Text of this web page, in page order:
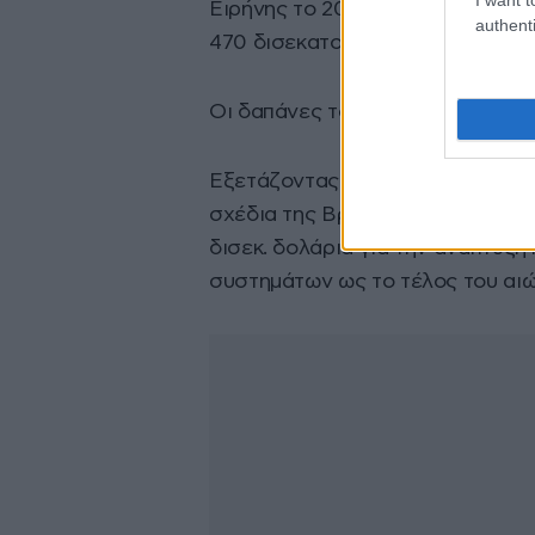
Ειρήνης το 2017, οι εννιά
470 δισεκατομμύρια δολάρια
Οι δαπάνες τους αναμένεται να
Εξετάζοντας προβλέψεις για
σχέδια της Βρετανίας, της
δισεκ. δολάρια για την
συστημάτων ως το τέλος του